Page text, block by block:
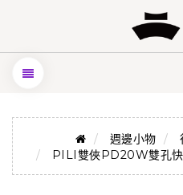
週邊小物
PILI雙俠PD20W雙孔